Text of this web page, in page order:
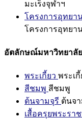
มะเร็งจุฬาฯ
โครงการอุทยา
โครงการอุทยา
อัตลักษณ์มหาวิทยาลัย
พระเกี้ยว พระเกี้
สีชมพู สีชมพู
ต้นจามจุรี ต้นจ
เสื้อครุยพระรา